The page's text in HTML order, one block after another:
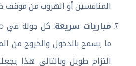
المنافسين أو الهروب من موقف
مباريات سريعة
ما يسمح بالدخول والخروج من
التزام طويل وبالتالي هذا